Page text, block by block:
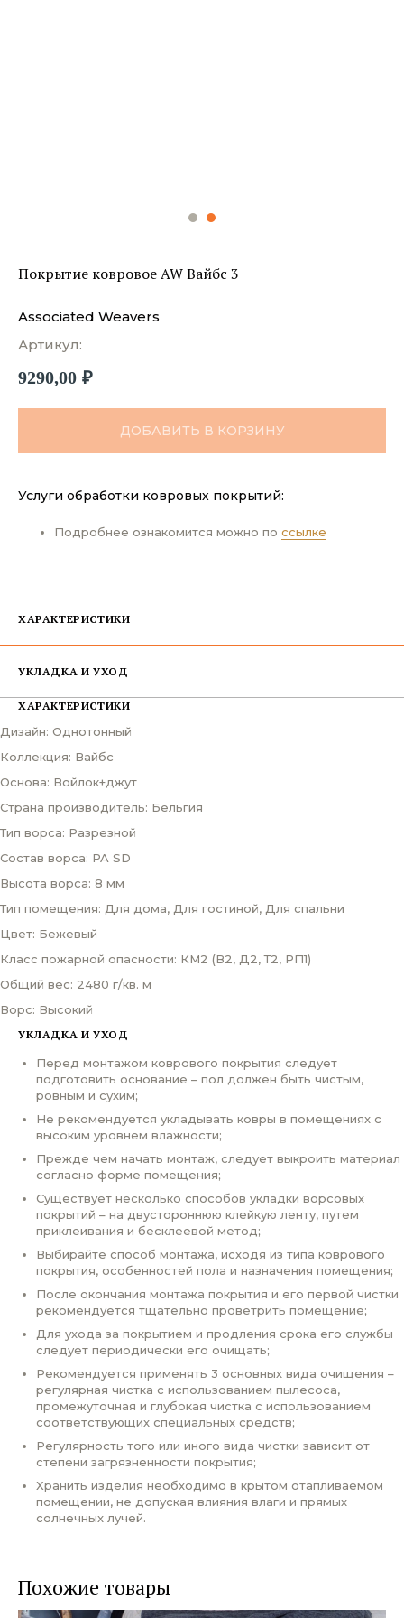
Покрытие ковровое AW Вайбс 3
Associated Weavers
Артикул:
9290,00 ₽
ДОБАВИТЬ В КОРЗИНУ
Услуги обработки ковровых покрытий:
Подробнее ознакомится можно по ссылке
ХАРАКТЕРИСТИКИ
УКЛАДКА И УХОД
ХАРАКТЕРИСТИКИ
Дизайн: Однотонный
Коллекция: Вайбс
Основа: Войлок+джут
Страна производитель: Бельгия
Тип ворса: Разрезной
Состав ворса: PA SD
Высота ворса: 8 мм
Тип помещения: Для дома, Для гостиной, Для спальни
Цвет: Бежевый
Класс пожарной опасности: КМ2 (В2, Д2, Т2, РП1)
Общий вес: 2480 г/кв. м
Ворс: Высокий
УКЛАДКА И УХОД
Перед монтажом коврового покрытия следует
подготовить основание – пол должен быть чистым,
ровным и сухим;
Не рекомендуется укладывать ковры в помещениях с
высоким уровнем влажности;
Прежде чем начать монтаж, следует выкроить материал
согласно форме помещения;
Существует несколько способов укладки ворсовых
покрытий – на двустороннюю клейкую ленту, путем
приклеивания и бесклеевой метод;
Выбирайте способ монтажа, исходя из типа коврового
покрытия, особенностей пола и назначения помещения;
После окончания монтажа покрытия и его первой чистки
рекомендуется тщательно проветрить помещение;
Для ухода за покрытием и продления срока его службы
следует периодически его очищать;
Рекомендуется применять 3 основных вида очищения –
регулярная чистка с использованием пылесоса,
промежуточная и глубокая чистка с использованием
соответствующих специальных средств;
Регулярность того или иного вида чистки зависит от
степени загрязненности покрытия;
Хранить изделия необходимо в крытом отапливаемом
помещении, не допуская влияния влаги и прямых
солнечных лучей.
Похожие товары